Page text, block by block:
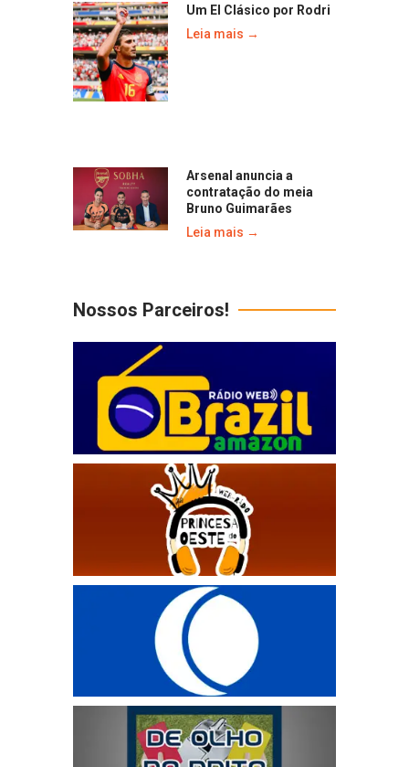
Um El Clásico por Rodri
Leia mais →
Arsenal anuncia a
contratação do meia
Bruno Guimarães
Leia mais →
Nossos Parceiros!